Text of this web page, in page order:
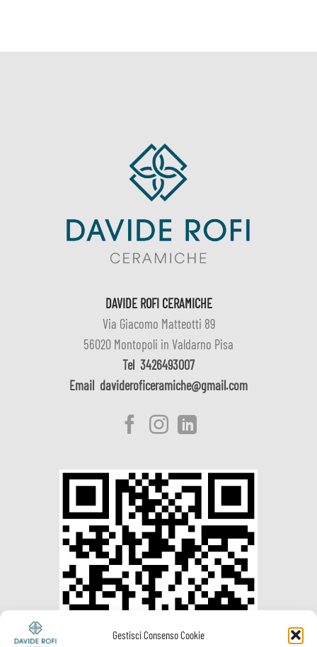
Gestisci Consenso Cookie
DAVIDE ROFI CERAMICHE
Via Giacomo Matteotti 89
56020 Montopoli in Valdarno Pisa
Tel 3426493007
Email davideroficeramiche@gmail.com